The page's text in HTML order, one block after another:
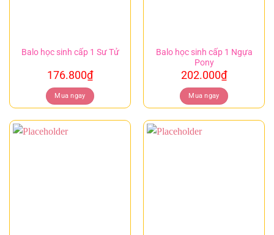
Balo học sinh cấp 1 Sư Tử
176.800₫
Mua ngay
Balo học sinh cấp 1 Ngựa
Pony
202.000₫
Mua ngay